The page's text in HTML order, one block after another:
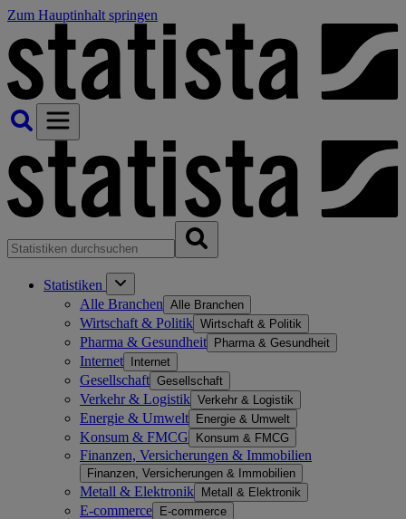
Zum Hauptinhalt springen
Statistiken
Alle Branchen Alle Branchen
Wirtschaft & Politik Wirtschaft & Politik
Pharma & Gesundheit Pharma & Gesundheit
Internet Internet
Gesellschaft Gesellschaft
Verkehr & Logistik Verkehr & Logistik
Energie & Umwelt Energie & Umwelt
Konsum & FMCG Konsum & FMCG
Finanzen, Versicherungen & Immobilien
Finanzen, Versicherungen & Immobilien
Metall & Elektronik Metall & Elektronik
E-commerce E-commerce